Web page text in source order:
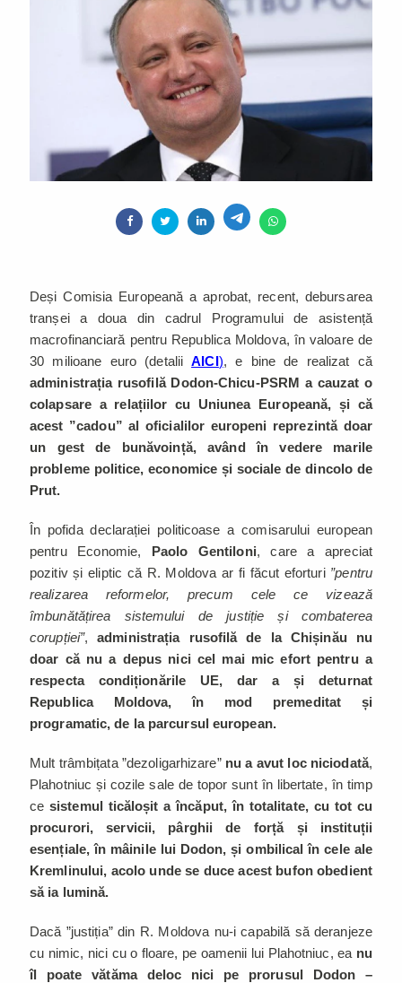
Deși Comisia Europeană a aprobat, recent, debursarea
tranșei a doua din cadrul Programului de asistență
macrofinanciară pentru Republica Moldova, în valoare de
30 milioane euro (detaliiAICI), e bine de realizat că
administrația rusofilă Dodon-Chicu-PSRM a cauzat o
colapsare a relațiilor cu Uniunea Europeană, și că
acest ”cadou” al oficialilor europeni reprezintă doar
un gest de bunăvoință, având în vedere marile
probleme politice, economice și sociale de dincolo de
Prut.
În pofida declarației politicoase a comisarului european
pentru Economie, Paolo Gentiloni, care a apreciat
pozitiv și eliptic că R. Moldova ar fi făcut eforturi ”pentru
realizarea reformelor, precum cele ce vizează
îmbunătățirea sistemului de justiție și combaterea
corupției”,administrația rusofilă de la Chișinău nu
doar că nu a depus nici cel mai mic efort pentru a
respecta condiționările UE, dar a și deturnat
Republica Moldova, în mod premeditat și
programatic, de la parcursul european.
Mult trâmbițata ”dezoligarhizare” nu a avut loc niciodată,
Plahotniuc și cozile sale de topor sunt în libertate, în timp
ce sistemul ticăloșit a încăput, în totalitate, cu tot cu
procurori, servicii, pârghii de forță și instituții
esențiale, în mâinile lui Dodon, și ombilical în cele ale
Kremlinului, acolo unde se duce acest bufon obedient
să ia lumină.
Dacă ”justiția” din R. Moldova nu-i capabilă să deranjeze
cu nimic, nici cu o floare, pe oamenii lui Plahotniuc, ea nu
îl poate vătăma deloc nici pe prorusul Dodon –